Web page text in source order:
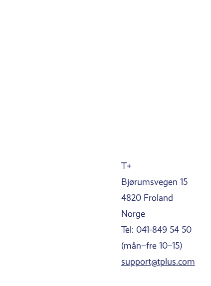
T+
Bjørumsvegen 15
4820 Froland
Norge
Tel: 041-849 54 50
(mån–fre 10–15)
support@tplus.com